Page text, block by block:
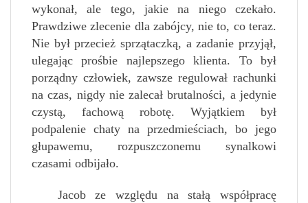
wykonał, ale tego, jakie na niego czekało.
Prawdziwe zlecenie dla zabójcy, nie to, co teraz.
Nie był przecież sprzątaczką, a zadanie przyjął,
ulegając prośbie najlepszego klienta. To był
porządny człowiek, zawsze regulował rachunki
na czas, nigdy nie zalecał brutalności, a jedynie
czystą, fachową robotę. Wyjątkiem był
podpalenie chaty na przedmieściach, bo jego
głupawemu, rozpuszczonemu synalkowi
czasami odbijało.
Jacob ze względu na stałą współpracę